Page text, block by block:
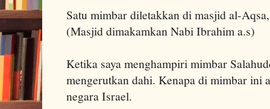
Satu mimbar diletakkan di masjid al-
(Masjid dimakamkan Nabi Ibrahim a.s)
Ketika saya menghampiri mimbar
mengerutkan dahi. Kenapa di mimbar ini
negara Israel.